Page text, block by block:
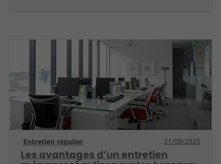
Entretien régulier 21/08/2025
Les avantages d’un entretien